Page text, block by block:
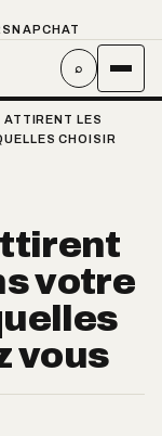
SNAPCHAT
⌕
LES
CHOISIR
votre
vous